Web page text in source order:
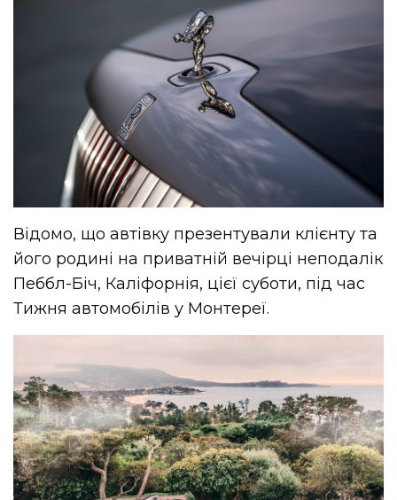
Відомо, що автівку презентували клієнту та
його родині на приватній вечірці неподалік
Пеббл-Біч, Каліфорнія, цієї суботи, під час
Тижня автомобілів у Монтереї.